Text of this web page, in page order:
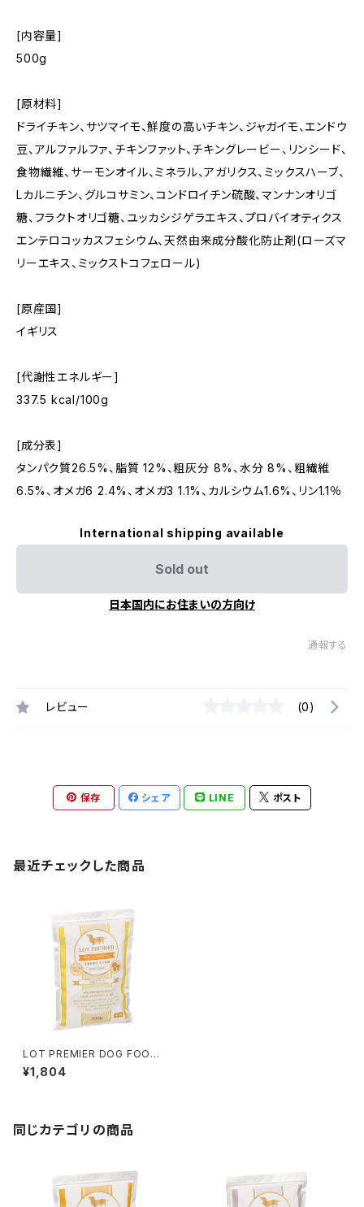
[内容量]
500g
[原材料]
ドライチキン、サツマイモ、鮮度の高いチキン、ジャガイモ、エンドウ
豆、アルファルファ、チキンファット、チキングレービー、リンシード、
食物繊維、サーモンオイル、ミネラル、アガリクス、ミックスハーブ、
Lカルニチン、グルコサミン、コンドロイチン硫酸、マンナンオリゴ
糖、フラクトオリゴ糖、ユッカシジゲラエキス、プロバイオティクス
エンテロコッカスフェシウム、天然由来成分酸化防止剤(ローズマ
リーエキス、ミックストコフェロール)
[原産国]
イギリス
[代謝性エネルギー]
337.5 kcal/100g
[成分表]
タンパク質26.5%、脂質 12%、粗灰分 8%、水分 8%、粗繊維
6.5%、オメガ6 2.4%、オメガ3 1.1%、カルシウム1.6%、リン1.1％
International shipping available
Sold out
日本国内にお住まいの方向け
通報する
レビュー (0)
保存 シェア LINE ポスト
最近チェックした商品
LOT PREMIER DOG FOOD
チキン&アガリクス 体重管理用
全犬種 500g
¥1,804
同じカテゴリの商品